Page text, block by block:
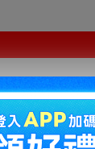
話での問い合